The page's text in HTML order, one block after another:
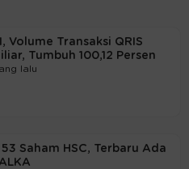
Volume Transaksi QRIS
Tumbuh 100,12 Persen
lalu
Saham HSC, Terbaru Ada